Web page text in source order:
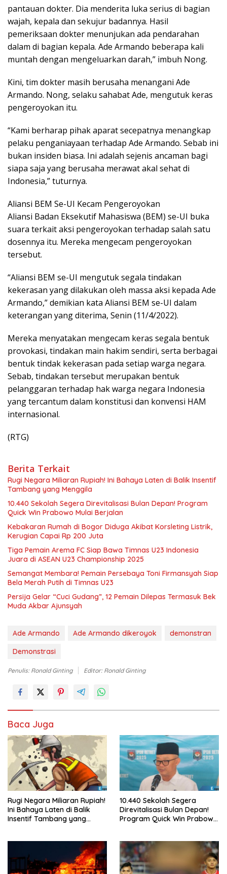
pantauan dokter. Dia menderita luka serius di bagian
wajah, kepala dan sekujur badannya. Hasil
pemeriksaan dokter menunjukan ada pendarahan
dalam di bagian kepala. Ade Armando beberapa kali
muntah dengan mengeluarkan darah,” imbuh Nong.
Kini, tim dokter masih berusaha menangani Ade
Armando. Nong, selaku sahabat Ade, mengutuk keras
pengeroyokan itu.
“Kami berharap pihak aparat secepatnya menangkap
pelaku penganiayaan terhadap Ade Armando. Sebab ini
bukan insiden biasa. Ini adalah sejenis ancaman bagi
siapa saja yang berusaha merawat akal sehat di
Indonesia,” tuturnya.
Aliansi BEM Se-UI Kecam Pengeroyokan
Aliansi Badan Eksekutif Mahasiswa (BEM) se-UI buka
suara terkait aksi pengeroyokan terhadap salah satu
dosennya itu. Mereka mengecam pengeroyokan
tersebut.
“Aliansi BEM se-UI mengutuk segala tindakan
kekerasan yang dilakukan oleh massa aksi kepada Ade
Armando,” demikian kata Aliansi BEM se-UI dalam
keterangan yang diterima, Senin (11/4/2022).
Mereka menyatakan mengecam keras segala bentuk
provokasi, tindakan main hakim sendiri, serta berbagai
bentuk tindak kekerasan pada setiap warga negara.
Sebab, tindakan tersebut merupakan bentuk
pelanggaran terhadap hak warga negara Indonesia
yang tercantum dalam konstitusi dan konvensi HAM
internasional.
(RTG)
Berita Terkait
Rugi Negara Miliaran Rupiah! Ini Bahaya Laten di Balik Insentif
Tambang yang Menggila
10.440 Sekolah Segera Direvitalisasi Bulan Depan! Program
Quick Win Prabowo Mulai Berjalan
Kebakaran Rumah di Bogor Diduga Akibat Korsleting Listrik,
Kerugian Capai Rp 200 Juta
Tiga Pemain Arema FC Siap Bawa Timnas U23 Indonesia
Juara di ASEAN U23 Championship 2025
Semangat Membara! Pemain Persebaya Toni Firmansyah Siap
Bela Merah Putih di Timnas U23
Persija Gelar “Cuci Gudang”, 12 Pemain Dilepas Termasuk Bek
Muda Akbar Ajunsyah
Ade Armando Ade Armando dikeroyok
demonstran
Demonstrasi
Penulis: Ronald Ginting Editor: Ronald Ginting
Baca Juga
Rugi Negara Miliaran Rupiah!
Ini Bahaya Laten di Balik
Insentif Tambang yang
10.440 Sekolah Segera
Direvitalisasi Bulan Depan!
Program Quick Win Prabowo